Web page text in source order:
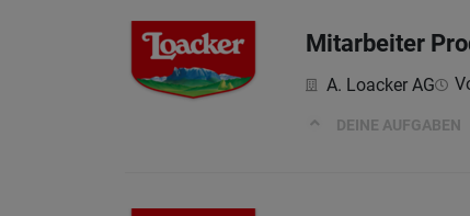
Mitarbeiter
A. Loacker AG
DEINE AUFGABEN